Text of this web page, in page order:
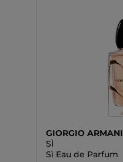
GIORGIO ARMANI
SÌ
Sì Eau de Parfum